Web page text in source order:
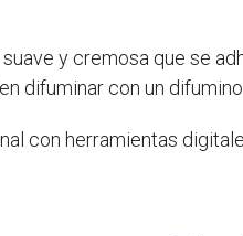
y cremosa que se
difuminar con un
con herramientas